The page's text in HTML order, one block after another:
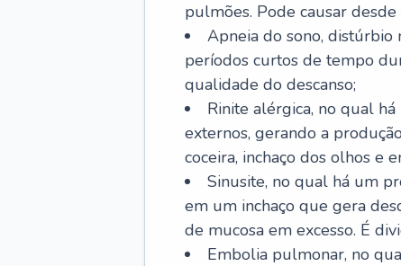
pulmões. Pode causar
Apneia do sono, distúrbio
períodos curtos de tempo
qualidade do descanso;
Rinite alérgica, no qual
externos, gerando a
coceira, inchaço dos olhos e
Sinusite, no qual há um
em um inchaço que gera
de mucosa em excesso. É
Embolia pulmonar, no